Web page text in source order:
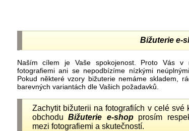
Bižuterie e-
Naším cílem je Vaše spokojenost. Proto Vás
fotografiemi ani se nepodbízíme nízkými
Pokud některé vzory bižuterie nemáme skladem,
barevných variantách dle Vašich požadavků.
Zachytit bižuterii na fotografiích v celé
obchoduBižuterie e-shopprosím
mezi fotografiemi a skutečností.